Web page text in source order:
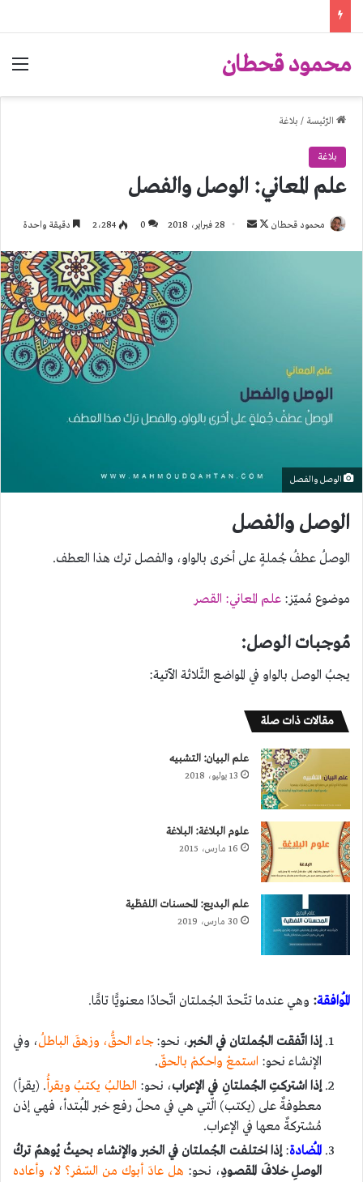
محمود قحطان
الرّئيسة / بلاغة
بلاغة
علم المعاني: الوصل والفصل
محمود قحطان
تابعأرسل
28 فبراير، 2018 0 2٬284 دقيقة واحدة
الوصل والفصل
الوصل والفصل
الوصلُ عطفُ جُملةٍ على أخرى بالواو، والفصل ترك هذا العطف.
موضوع مُميّز: علم المعاني: القصر
مُوجبات الوصل:
يجبُ الوصل بالواو في المواضع الثّلاثة الآتية:
مقالات ذات صلة
علم البيان: التشبيه
13 يوليو، 2018
علوم البلاغة: البلاغة
16 مارس، 2015
علم البديع: المحسنات اللفظية
30 مارس، 2019
المُوافقة: وهي عندما تتّحدّ الجُملتان اتّحادًا معنويًّا تامًّا.
إذا اتّفقت الجُملتان في الخبر، نحو: جاء الحقُّ، وزهقَ الباطلُ، وفي
الإنشاء نحو: استمعْ واحكمْ بالحقّ.
إذا اشتركتِ الجُملتانِ في الإعراب، نحو: الطالبُ يكتبُ ويقرأُ. (يقرأ)
معطوفةٌ على (يكتب) الّتي هي في محلّ رفع خبر المُبتدأ، فهي إذن
مُشتركةٌ معها في الإعراب.
المُضادة:إذا اختلفت الجُملتان في الخبر والإنشاء بحيثُ يُوهمُ تركُ
الوصلِ خلافَ المقصودِ، نحو: هل عادَ أبوك من السّفر؟ لا، وأعاده